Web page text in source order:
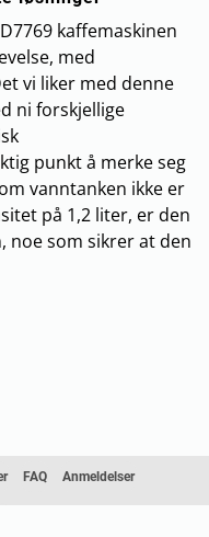
kaffemaskinen
med
vi liker med denne
ni forskjellige
punkt å merke seg
vanntanken ikke er
på 1,2 liter, er den
noe som sikrer at den
FAQ Anmeldelser